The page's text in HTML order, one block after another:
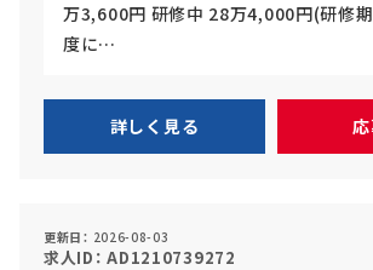
万3,600円 研修中 28万4,000円(研修
度に…
詳しく見る
更新日 2026-08-03
求人ID AD1210739272